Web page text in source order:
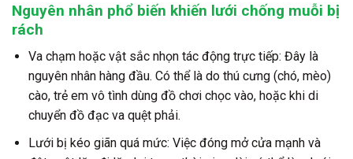
Nguyên nhân phổ biến khiến lưới chống muỗi bị
rách
Va chạm hoặc vật sắc nhọn tác động trực tiếp: Đây là
nguyên nhân hàng đầu. Có thể là do thú cưng (chó, mèo)
cào, trẻ em vô tình dùng đồ chơi chọc vào, hoặc khi di
chuyển đồ đạc va quệt phải.
Lưới bị kéo giãn quá mức: Việc đóng mở cửa mạnh và